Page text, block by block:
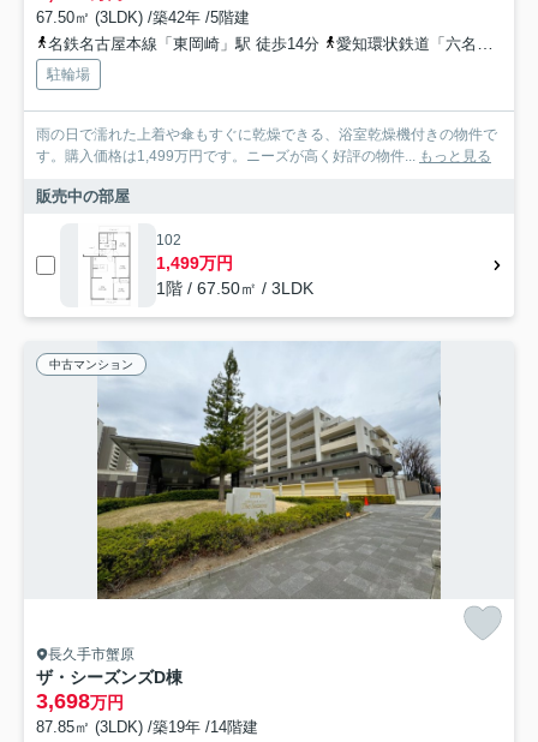
67.50㎡ (3LDK) /築42年 /5階建
名鉄名古屋本線「東岡崎」駅 徒歩14分
愛知環状鉄道「六名」駅 徒歩17分
駐輪場
雨の日で濡れた上着や傘もすぐに乾燥できる、浴室乾燥機付きの物件で
す。購入価格は1,499万円です。ニーズが高く好評の物件... もっと見る
販売中の部屋
102
1,499万円
1階 / 67.50㎡ / 3LDK
中古マンション
長久手市蟹原
ザ・シーズンズD棟
3,698万円
87.85㎡ (3LDK) /築19年 /14階建